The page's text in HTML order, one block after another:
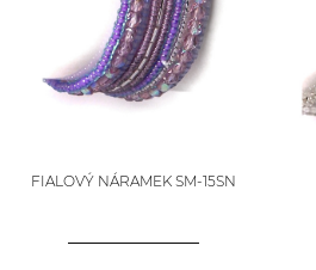
FIALOVÝ NÁRAMEK SM-15SN